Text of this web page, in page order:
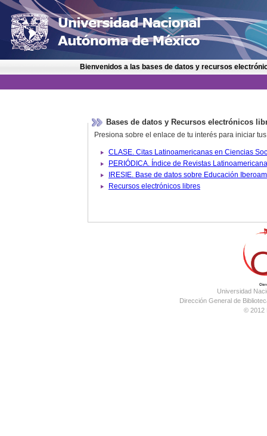
Bienvenidos a las bases de datos y recursos
Bases de datos y Recursos electrónicos
Presiona sobre el enlace de tu interés para iniciar
IRESIE. Base de datos
Recursos electrónicos libres
Universidad
Dirección General de
© 2012